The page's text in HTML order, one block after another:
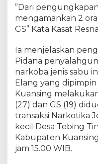
n
g
K
m
b
a
R
i
n
g
k
”Dari
mengamankan 2
GS” Kata Kasat
Ia menjelaskan
Pidana
narkoba jenis sabu
Elang yang dipimpin
Kuansing
(27) dan GS (19)
transaksi Narkotika
kecil Desa Tebing
Kabupaten
jam 15.00 WIB.